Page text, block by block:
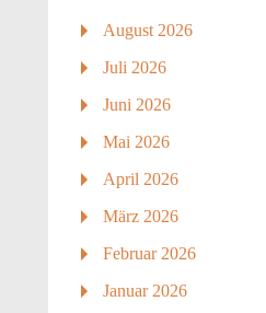
August 2026
Juli 2026
Juni 2026
Mai 2026
April 2026
März 2026
Februar 2026
Januar 2026